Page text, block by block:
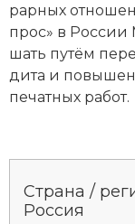
Социально-
Специальные
СССР
рар­ных
прос» в
шать пу­тём
ди­та и
пе­чат­ных ра­бот.
Страна /
Россия